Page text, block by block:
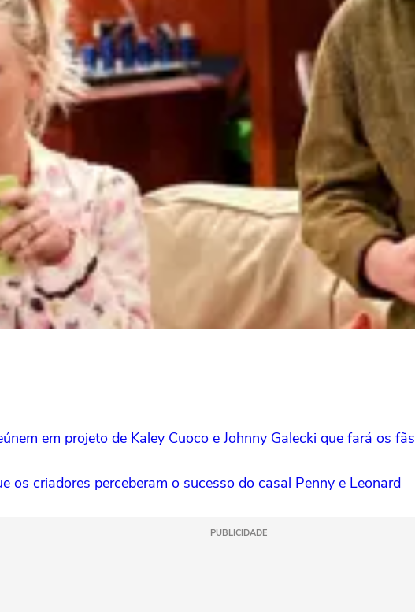
em projeto de Kaley Cuoco e Johnny Galecki que fará os
os criadores perceberam o sucesso do casal Penny e Leonard
PUBLICIDADE